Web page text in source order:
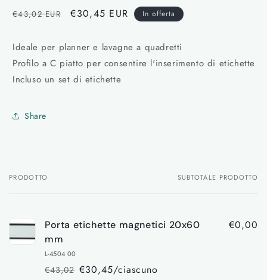
Prezzo
listino
€43,02 EUR
Prezzo
€30,45 EUR In offerta
Ideale per planner e lavagne a quadretti
Profilo a C piatto per consentire l'inserimento di etichette
Incluso un set di etichette
Share
Il
PRODOTTO SUBTOTALE PRODOTTO
Porta etichette magnetici 20x60
mm
L-4504 00
Prezzo
€43,02
Prezzo €30,45/ciascuno
€0,00